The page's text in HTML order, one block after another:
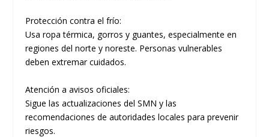
Protección contra el frío:
Usa ropa térmica, gorros y guantes, especialmente en
regiones del norte y noreste. Personas vulnerables
deben extremar cuidados.
Atención a avisos oficiales:
Sigue las actualizaciones del SMN y las
recomendaciones de autoridades locales para prevenir
riesgos.